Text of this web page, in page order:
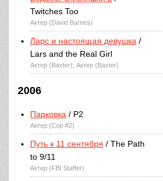
Twitches Too
Актер (David Barnes)
Ларс и настоящая девушка /
Lars and the Real Girl
Актер (Baxter), Актер (Baxter)
2006
Парковка / P2
Актер (Cop #2)
Путь к 11 сентября / The Path
to 9/11
Актер (FBI Staffer)